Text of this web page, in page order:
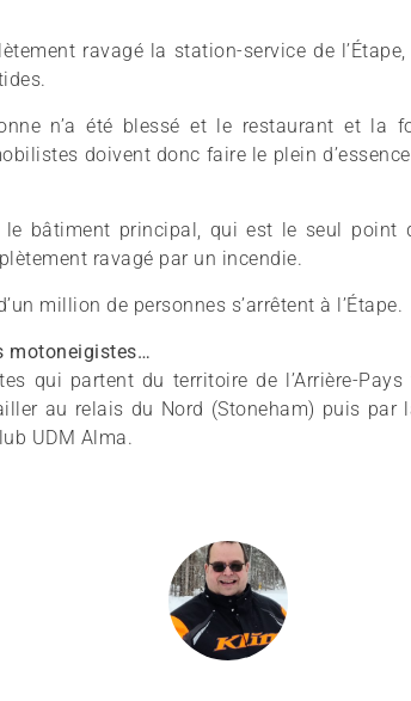
ravagé la station-service de
n’a été blessé et le restaurant et la
doivent donc faire le plein
le bâtiment principal, qui est le seul point
ravagé par un incendie.
million de personnes s’arrêtent à l’Étape.
motoneigistes…
qui partent du territoire de l’Arrière-
au relais du Nord (Stoneham) puis par
UDM Alma.